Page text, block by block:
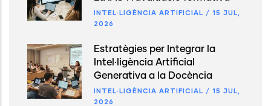
INTEL·LIGÈNCIA ARTIFICIAL / 15 JUL,
2026
Estratègies per Integrar la
Intel·ligència Artificial
Generativa a la Docència
INTEL·LIGÈNCIA ARTIFICIAL / 15 JUL,
2026